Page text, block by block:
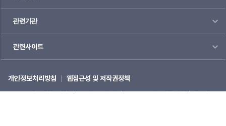
관련기관
관련사이트
개인정보처리방침 웹접근성 및 저작권정책